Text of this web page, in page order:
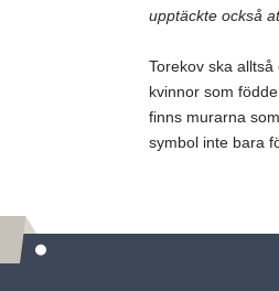
upptäckte också
Torekov ska
kvinnor som
finns murarna
symbol inte bara